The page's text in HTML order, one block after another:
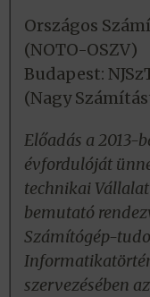
Országos
(NOTO-OSZV)
Budapest:
(Nagy
Előadás a 2013-
évfordulóját
technikai
bemutató
Számítógép-
szervezésében